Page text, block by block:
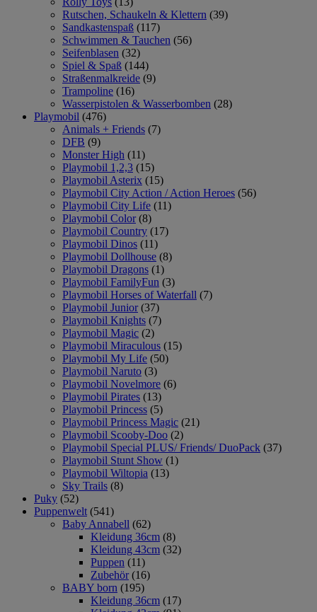
Rutschen, Schaukeln & Klettern (39)
Sandkastenspaß (117)
Schwimmen & Tauchen (56)
Seifenblasen (32)
Spiel & Spaß (144)
Straßenmalkreide (9)
Trampoline (16)
Wasserpistolen & Wasserbomben (28)
Playmobil (476)
Animals + Friends (7)
DFB (9)
Monster High (11)
Playmobil 1,2,3 (15)
Playmobil Asterix (15)
Playmobil City Action / Action Heroes (56)
Playmobil City Life (11)
Playmobil Color (8)
Playmobil Country (17)
Playmobil Dinos (11)
Playmobil Dollhouse (8)
Playmobil Dragons (1)
Playmobil FamilyFun (3)
Playmobil Horses of Waterfall (7)
Playmobil Junior (37)
Playmobil Knights (7)
Playmobil Magic (2)
Playmobil Miraculous (15)
Playmobil My Life (50)
Playmobil Naruto (3)
Playmobil Novelmore (6)
Playmobil Pirates (13)
Playmobil Princess (5)
Playmobil Princess Magic (21)
Playmobil Scooby-Doo (2)
Playmobil Special PLUS/ Friends/ DuoPack (37)
Playmobil Stunt Show (1)
Playmobil Wiltopia (13)
Sky Trails (8)
Puky (52)
Puppenwelt (541)
Baby Annabell (62)
Kleidung 36cm (8)
Kleidung 43cm (32)
Puppen (11)
Zubehör (16)
BABY born (195)
Kleidung 36cm (17)